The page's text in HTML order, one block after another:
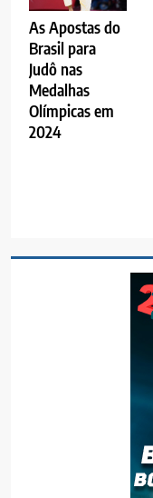
As Apostas do
Brasil para
Judô nas
Medalhas
Olímpicas em
2024